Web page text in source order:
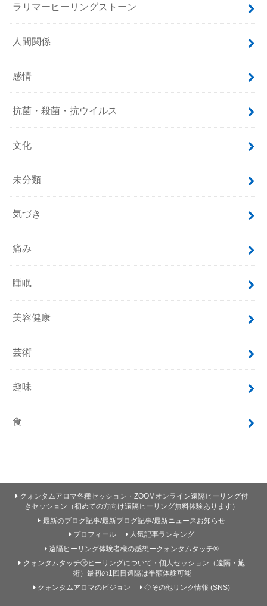
ラリマーヒーリングストーン
人間関係
感情
抗菌・殺菌・抗ウイルス
文化
未分類
気づき
痛み
睡眠
美容健康
芸術
趣味
食
クォンタムアロマ各種セッション・ZOOMオンライン遠隔ヒーリング付
きセッション（初めての方向け遠隔ヒーリング無料体験あります）
最新のブログ記事/最新ブログ記事/最新ニュースお知らせ
プロフィール
人気記事ランキング
遠隔ヒーリング体験者様の感想ークォンタムタッチ®
クォンタムタッチⓇヒーリングについて・個人セッション（遠隔・施
術）最初の1回目遠隔は半額体験可能
クォンタムアロマのビジョン
◇その他リンク情報 (SNS)